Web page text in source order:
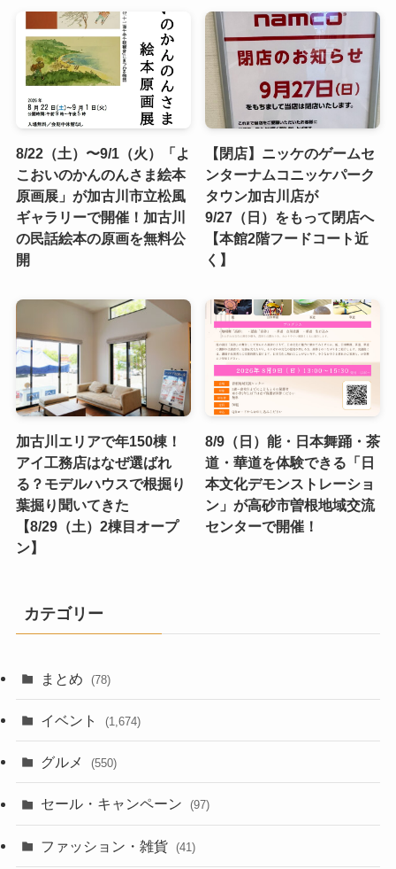
8/22（土）〜9/1（火）「よ
こおいのかんのんさま絵本
原画展」が加古川市立松風
ギャラリーで開催！加古川
の民話絵本の原画を無料公
開
【閉店】ニッケのゲームセ
ンターナムコニッケパーク
タウン加古川店が
9/27（日）をもって閉店へ
【本館2階フードコート近
く】
加古川エリアで年150棟！
アイ工務店はなぜ選ばれ
る？モデルハウスで根掘り
葉掘り聞いてきた
【8/29（土）2棟目オープ
ン】
8/9（日）能・日本舞踊・茶
道・華道を体験できる「日
本文化デモンストレーショ
ン」が高砂市曽根地域交流
センターで開催！
カテゴリー
まとめ (78)
イベント (1,674)
グルメ (550)
セール・キャンペーン (97)
ファッション・雑貨 (41)